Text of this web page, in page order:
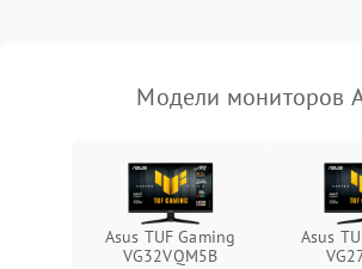
Неисправность системы
перенапряжения
Модели мониторов
Asus TUF Gaming
VG32VQM5B
Asus